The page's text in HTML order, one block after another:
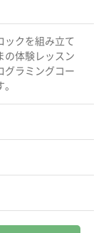
ックを組み立て
の体験レッスン
グラミングコー